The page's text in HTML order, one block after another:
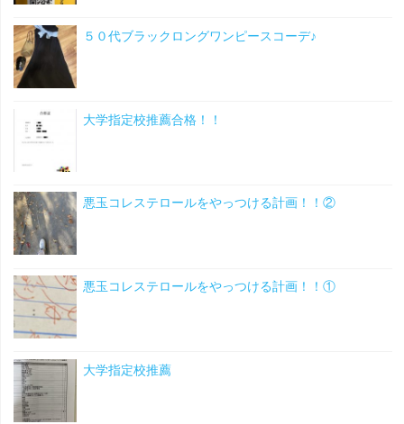
５０代ブラックロングワンピースコーデ♪
大学指定校推薦合格！！
悪玉コレステロールをやっつける計画！！②
悪玉コレステロールをやっつける計画！！①
大学指定校推薦